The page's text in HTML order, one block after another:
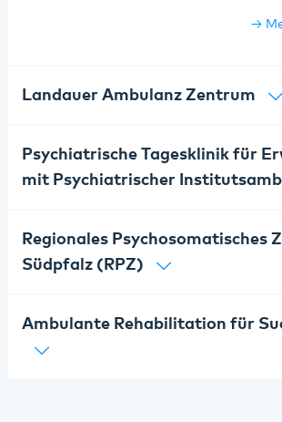
Landauer Ambulanz Zentrum
Psychiatrische Tagesklinik für
mit Psychiatrischer
Regionales Psychosomatisches
Südpfalz (RPZ)
Ambulante Rehabilitation für